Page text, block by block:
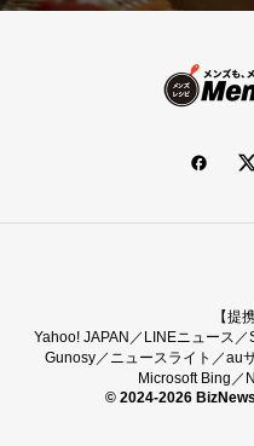
【提
Yahoo! JAPAN／LINEニュース
Gunosy／ニュースライト／au
Microsoft Bing／
© 2024-2026